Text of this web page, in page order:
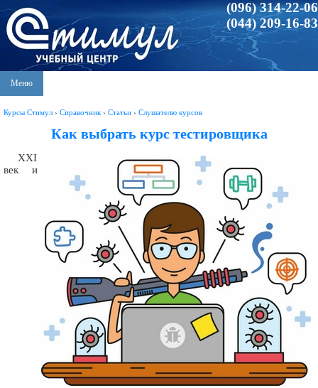
(096) 314-22-06
(044) 209-16-83
Меню
Курсы Стимул › Справочник › Статьи › Слушателю курсов
Как выбрать курс тестировщика
XXI
век и